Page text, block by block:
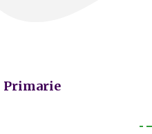
Primarie